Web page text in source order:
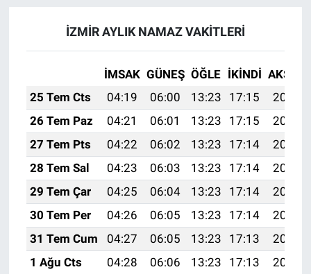
İZMİR AYLIK NAMAZ VAKITLERI
İMSAK GÜNEŞ ÖĞLE İKINDI AKŞAM
25 Tem Cts
04:19 06:00 13:23 17:15
20:36
26 Tem Paz
04:21 06:01 13:23 17:15
20:35
27 Tem Pts
04:22 06:02 13:23 17:14
20:34
28 Tem Sal
04:23 06:03 13:23 17:14
20:33
29 Tem Çar
04:25 06:04 13:23 17:14
20:32
30 Tem Per
04:26 06:05 13:23 17:14
20:31
31 Tem Cum
04:27 06:05 13:23 17:13
20:30
1 Ağu Cts
04:28 06:06 13:23 17:13
20:29